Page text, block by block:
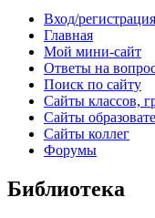
Вход/регистрация
Главная
Мой мини-сайт
Ответы на
Поиск по сайту
Сайты классов,
Сайты
Сайты коллег
Форумы
Библиотека